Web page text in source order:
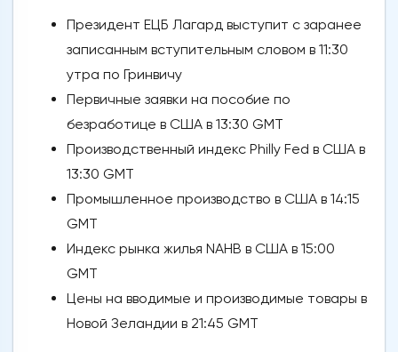
Президент ЕЦБ Лагард выступит с заранее
записанным вступительным словом в 11:30
утра по Гринвичу
Первичные заявки на пособие по
безработице в США в 13:30 GMT
Производственный индекс Philly Fed в США в
13:30 GMT
Промышленное производство в США в 14:15
GMT
Индекс рынка жилья NAHB в США в 15:00
GMT
Цены на вводимые и производимые товары в
Новой Зеландии в 21:45 GMT